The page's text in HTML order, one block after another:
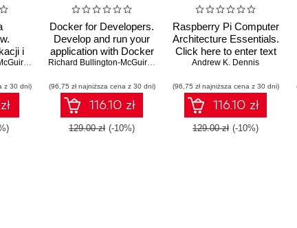
i
Richard Bullington-McGuire, Michael Schwartz,Andrew K. Dennis
z 30 dni)
Docker for Developers.
Develop and run your
application with Docker
containers using
continuous delivery
Richard Bullington-McGuire, Andrew K. Dennis ,Michael Schwartz
(96,75 zł najniższa cena z 30 dni)
116.10 zł
129.00 zł (-10%)
Raspberry Pi Computer
Architecture Essentials.
Click here to enter text
Andrew K. Dennis
(96,75 zł najniższa cena z 30 dni)
116.10 zł
129.00 zł (-10%)